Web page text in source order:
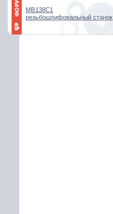
МВ138С1
резьбошлифовальный станок